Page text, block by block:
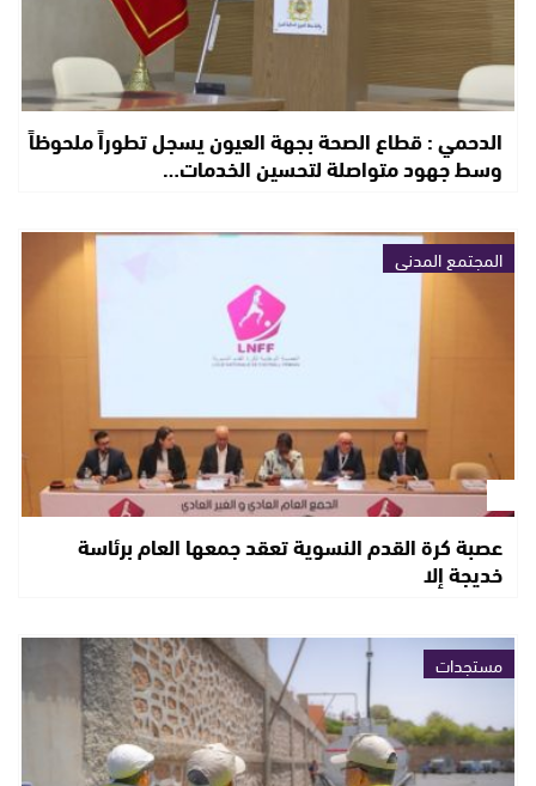
الدحمي : قطاع الصحة بجهة العيون يسجل تطوراً ملحوظاً
وسط جهود متواصلة لتحسين الخدمات…
المجتمع المدني
عصبة كرة القدم النسوية تعقد جمعها العام برئاسة
خديجة إلا
مستجدات